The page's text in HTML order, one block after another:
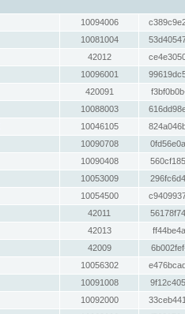
10094006
10081004
42012
10096001
420091
10088003
10046105
10090708
10090408
10053009
10054500
42011
42013
42009
10056302
10091008
10092000